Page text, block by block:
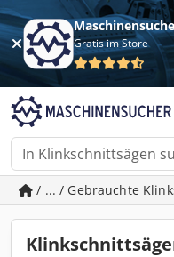
Gratis im Store
/ ... / Gebrauchte